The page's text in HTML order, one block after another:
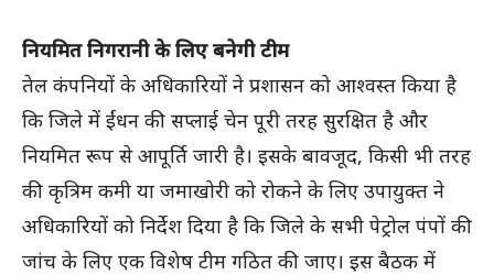
नियमित निगरानी के लिए बनेगी टीम
तेल कंपनियों के अधिकारियों ने प्रशासन को आश्वस्त किया है
कि जिले में ईंधन की सप्लाई चेन पूरी तरह सुरक्षित है और
नियमित रूप से आपूर्ति जारी है। इसके बावजूद, किसी भी तरह
की कृत्रिम कमी या जमाखोरी को रोकने के लिए उपायुक्त ने
अधिकारियों को निर्देश दिया है कि जिले के सभी पेट्रोल पंपों की
जांच के लिए एक विशेष टीम गठित की जाए। इस बैठक में